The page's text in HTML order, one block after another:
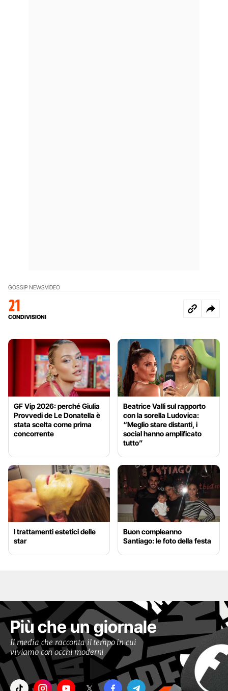
GOSSIP NEWSVIDEO
21
CONDIVISIONI
GF Vip 2026: perché Giulia
Provvedi de Le Donatella è
stata scelta come prima
concorrente
Beatrice Valli sul rapporto
con la sorella Ludovica:
“Meglio stare distanti, i
social hanno amplificato
tutto”
I trattamenti estetici delle
star
Buon compleanno
Santiago: le foto della festa
Più che un giornale
Il media che racconta il tempo in cui
viviamo con occhi moderni